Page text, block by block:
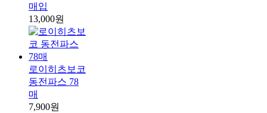
매입
13,000원
로이히츠보코
동전파스 78
매
7,900원